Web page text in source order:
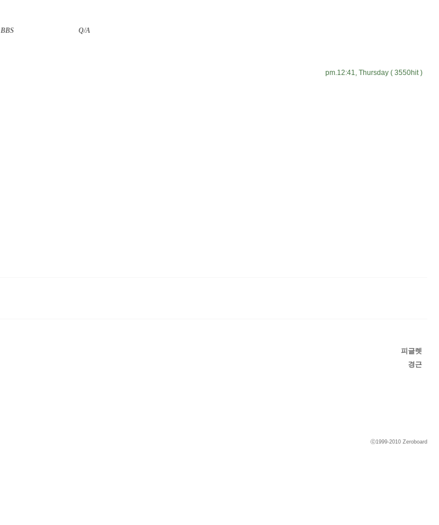
BBS Q/A
pm.12:41, Thursday ( 3550hit )
피글렛
경근
ⓒ1999-2010 Zeroboard